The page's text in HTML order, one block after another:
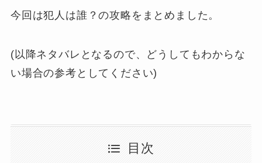
今回は犯人は誰？の攻略をまとめました。
(以降ネタバレとなるので、どうしてもわからな
い場合の参考としてください)
目次